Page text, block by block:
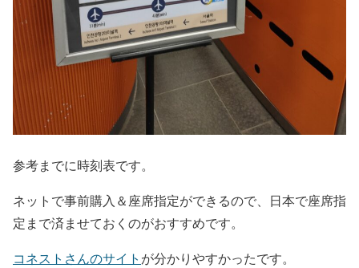
参考までに時刻表です。
ネットで事前購入＆座席指定ができるので、日本で座席指
定まで済ませておくのがおすすめです。
コネストさんのサイト が分かりやすかったです。